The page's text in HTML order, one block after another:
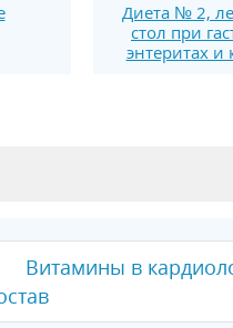
Диета № 2,
стол при
энтеритах и
Витамины в